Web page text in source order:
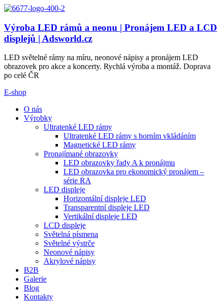
Výroba LED rámů a neonu | Pronájem LED a LCD
displejů | Adsworld.cz
LED světelné rámy na míru, neonové nápisy a pronájem LED
obrazovek pro akce a koncerty. Rychlá výroba a montáž. Doprava
po celé ČR
E-shop
O nás
Výrobky
Ultratenké LED rámy
Ultratenké LED rámy s horním vkládáním
Magnetické LED rámy
Pronajímané obrazovky
LED obrazovky řady A k pronájmu
LED obrazovka pro ekonomický pronájem –
série RA
LED displeje
Horizontální displeje LED
Transparentní displeje LED
Vertikální displeje LED
LCD displeje
Světelná písmena
Světelné výstrče
Neonové nápisy
Akrylové nápisy
B2B
Galerie
Blog
Kontakty